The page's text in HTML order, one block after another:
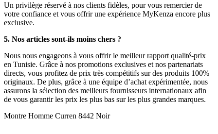
Un privilège réservé à nos clients fidèles, pour vous remercier de
votre confiance et vous offrir une expérience MyKenza encore plus
exclusive.
5. Nos articles sont-ils moins chers ?
Nous nous engageons à vous offrir le meilleur rapport qualité-prix
en Tunisie. Grâce à nos promotions exclusives et nos partenariats
directs, vous profitez de prix très compétitifs sur des produits 100%
originaux. De plus, grâce à une équipe d’achat expérimentée, nous
assurons la sélection des meilleurs fournisseurs internationaux afin
de vous garantir les prix les plus bas sur les plus grandes marques.
Montre Homme Curren 8442 Noir